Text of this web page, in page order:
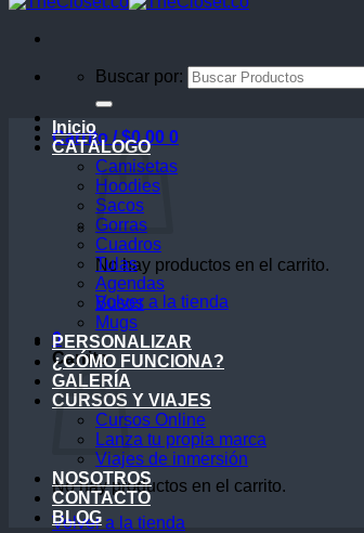
Buscar por:
Carrito /$0.00 0
No hay productos en el carrito.
Volver a la tienda
0
Carrito
No hay productos en el carrito.
Volver a la tienda
Inicio
CATÁLOGO
Camisetas
Hoodies
Sacos
Gorras
Cuadros
Tulas
Agendas
Busos
Mugs
PERSONALIZAR
¿CÓMO FUNCIONA?
GALERÍA
CURSOS Y VIAJES
Cursos Online
Lanza tu propia marca
Viajes de inmersión
NOSOTROS
CONTACTO
BLOG